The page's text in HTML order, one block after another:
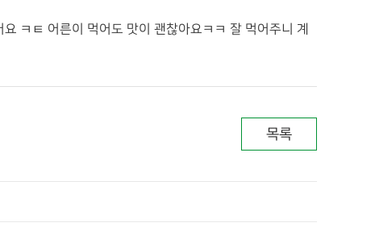
ㅋㅌ 어른이 먹어도 맛이 괜찮아요ㅋㅋ 잘 먹어주니 계
목록